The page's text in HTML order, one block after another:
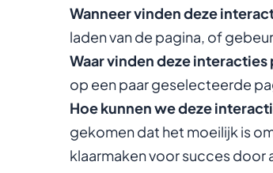
Wanneer vinden deze
laden van de pagina, of
Waar vinden deze interacties
op een paar geselecteerde
Hoe kunnen we deze
gekomen dat het moeilijk is
klaarmaken voor succes